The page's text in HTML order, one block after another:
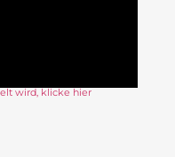
wird, klicke hier